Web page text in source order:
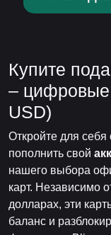
Купите
–
USD)
Откройте для
пополнить свой
нашего выбора
карт. Независимо
долларах, эти
баланс и